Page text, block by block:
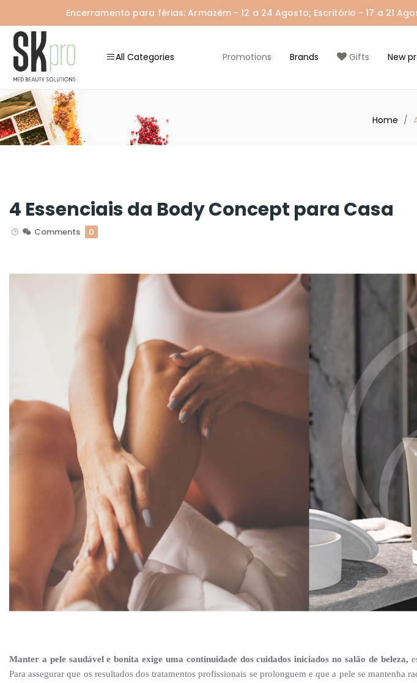
Encerramento para férias: Armazém - 12 a 24 Agosto; Escritório - 17 a 21
All Categories Promotions Brands Gifts New
Home
4 Essenciais da Body Concept para Casa
Comments 0
Manter a pele saudável e bonita exige uma continuidade dos cuidados iniciados no salão de beleza,
Para assegurar que os resultados dos tratamentos profissionais se prolonguem e que a pele se mantenha